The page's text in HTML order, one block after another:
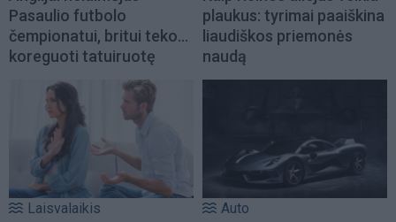
Pasaulio futbolo
čempionatui, britui teko...
koreguoti tatuiruotę
plaukus: tyrimai paaiškina
liaudiškos priemonės
naudą
Laisvalaikis Auto